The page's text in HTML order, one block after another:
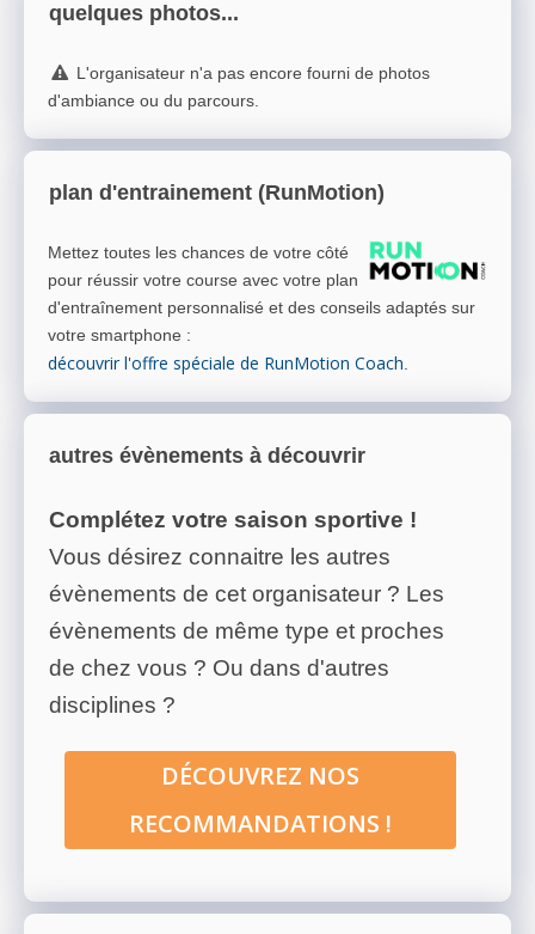
quelques photos...
L'organisateur n'a pas encore fourni de photos
d'ambiance ou du parcours.
plan d'entrainement (RunMotion)
Mettez toutes les chances de votre côté
pour réussir votre course avec votre plan
d'entraînement personnalisé et des conseils adaptés sur
votre smartphone :
découvrir l'offre spéciale de RunMotion Coach.
autres évènements à découvrir
Complétez votre saison sportive !
Vous désirez connaitre les autres
évènements de cet organisateur ? Les
évènements de même type et proches
de chez vous ? Ou dans d'autres
disciplines ?
DÉCOUVREZ NOS
RECOMMANDATIONS !